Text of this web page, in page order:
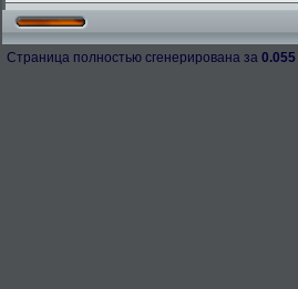
Страница полностью сгенерирована за 0.055